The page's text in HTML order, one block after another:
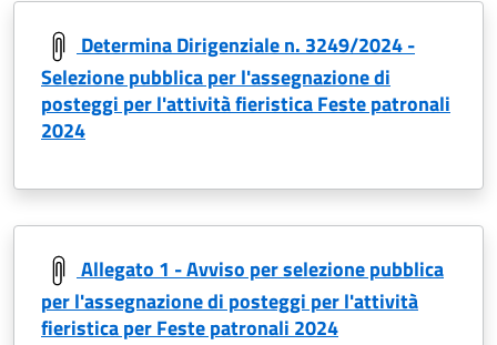
Determina Dirigenziale n. 3249/2024 -
Selezione pubblica per l'assegnazione di
posteggi per l'attività fieristica Feste patronali
2024
Allegato 1 - Avviso per selezione pubblica
per l'assegnazione di posteggi per l'attività
fieristica per Feste patronali 2024